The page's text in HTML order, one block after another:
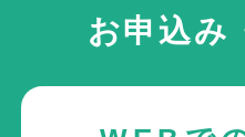
お申込み